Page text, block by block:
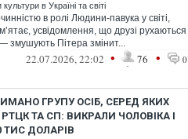
в Україні та світі
в ролі Людини-павука у світі,
усвідомлення, що друзі рухаються
змушують Пітера змінит...
22.07.2026, 22:02 • 76 • 0
ГРУПУ ОСІБ, СЕРЕД ЯКИХ
ТА СП: ВИКРАЛИ ЧОЛОВІКА І
ТИС ДОЛАРІВ